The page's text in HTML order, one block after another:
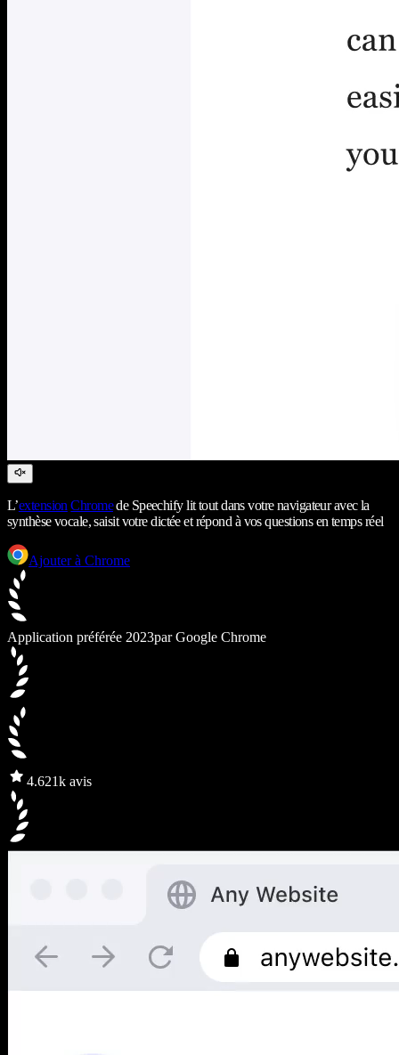
L’extension Chromede Speechify lit tout dans votre navigateur avec la
synthèse vocale, saisit votre dictée et répond à vos questions en temps réel
Ajouter à Chrome
Application préférée 2023par Google Chrome
4.621k avis